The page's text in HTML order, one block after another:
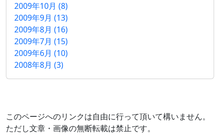
2009年10月 (8)
2009年9月 (13)
2009年8月 (16)
2009年7月 (15)
2009年6月 (10)
2008年8月 (3)
このページへのリンクは自由に行って頂いて構いません。
ただし文章・画像の無断転載は禁止です。